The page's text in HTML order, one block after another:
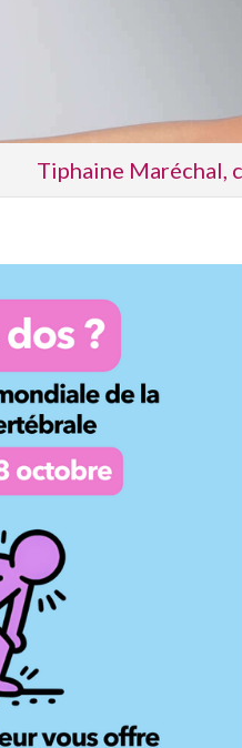
Tiphaine Maréchal,